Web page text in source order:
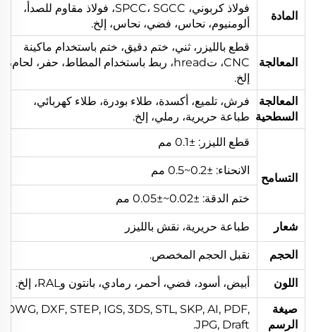
المادة
فولاذ كربوني، SPCC، SGCC، فولاذ مقاوم للصدأ،
ألومنيوم، نحاس، فضي، نحاس، إلخ.
المعالجة
قطع بالليزر، ثني، ختم دقيق، ختم باستخدام ماكينة
CNC، تhread، ربط باستخدام المطاط، حفر، لحام،
إلخ.
المعالجة
السطحية
فرش، تلميع، أكسدة، طلاء بودرة، طلاء كهربائي،
طباعة حريرية، رملي، إلخ.
التسامح
قطع الليزر: ±0.1 مم
الانحناء: ±0.2~0.5 مم
ختم الدقة: ±0.02~±0.05 مم
شعار طباعة حريرية، نقش بالليزر
الحجم نقبل الحجم المخصص.
اللون
أبيض، أسود، فضي، أحمر، رمادي، بانتون وRAL، إلخ.
صيغة
الرسم
DWG, DXF, STEP, IGS, 3DS, STL, SKP, AI, PDF,
JPG, Draft.